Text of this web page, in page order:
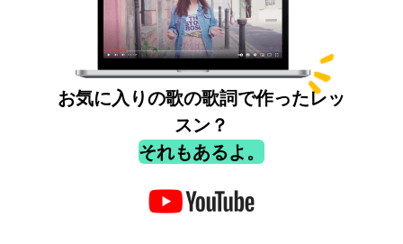
お気に入りの歌の歌詞で作ったレッ
スン？
それもあるよ。